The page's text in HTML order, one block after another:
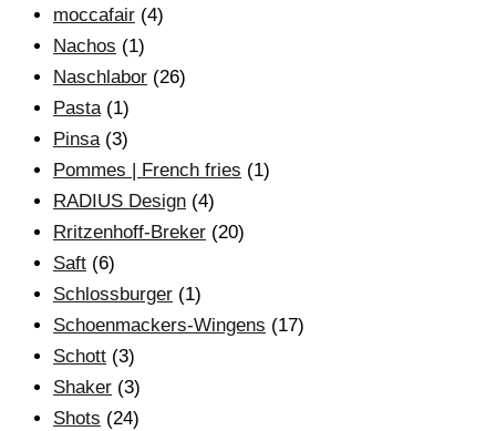
moccafair (4)
Nachos (1)
Naschlabor (26)
Pasta (1)
Pinsa (3)
Pommes | French fries (1)
RADIUS Design (4)
Rritzenhoff-Breker (20)
Saft (6)
Schlossburger (1)
Schoenmackers-Wingens (17)
Schott (3)
Shaker (3)
Shots (24)